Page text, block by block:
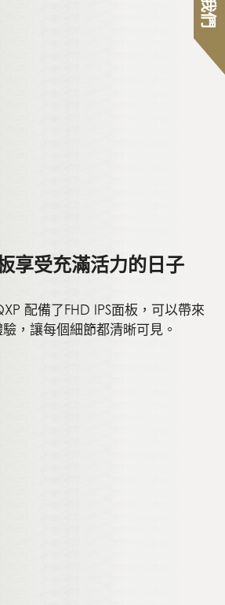
享受充滿活力的日子
配備了FHD IPS面板，可以帶來
，讓每個細節都清晰可見。